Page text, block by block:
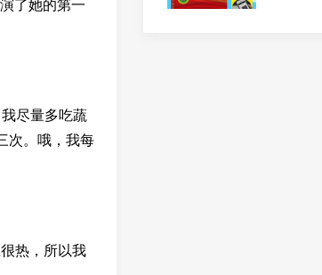
了她的第一
尽量多吃蔬
次。哦，我每
热，所以我